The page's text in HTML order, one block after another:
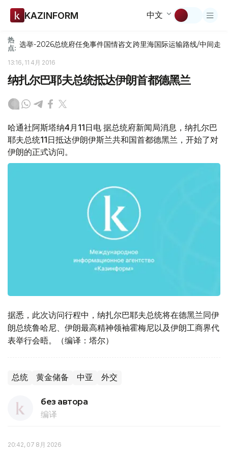
KAZINFORM 中文
热
点: 选举-2026总统府任免事件国情咨文跨里海国际运输路线/中间走廊
13:16, 11 4月 2016
纳扎尔巴耶夫总统抵达伊朗首都德黑兰
哈通社阿斯塔纳4月11日电 据总统府新闻局消息，纳扎尔巴
耶夫总统11日抵达伊朗伊斯兰共和国首都德黑兰，开始了对
伊朗的正式访问。
据悉，此次访问行程中，纳扎尔巴耶夫总统将在德黑兰同伊
朗总统鲁哈尼、伊朗最高精神领袖霍梅尼以及伊朗工商界代
表举行会晤。（编译：塔尔）
总统 黄金储备 中亚 外交
без автора
编译
20:42, 07 8月 2026